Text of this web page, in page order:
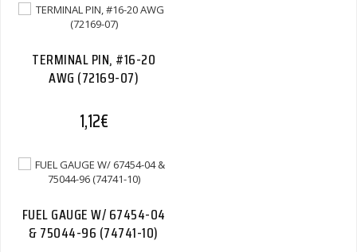
TERMINAL PIN, #16-20
AWG (72169-07)
1,12€
FUEL GAUGE W/ 67454-04
& 75044-96 (74741-10)